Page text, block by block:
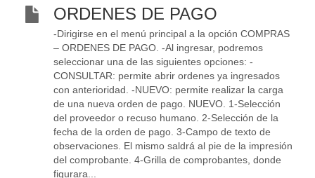
ORDENES DE PAGO
-Dirigirse en el menú principal a la opción COMPRAS
– ORDENES DE PAGO. -Al ingresar, podremos
seleccionar una de las siguientes opciones: -
CONSULTAR: permite abrir ordenes ya ingresados
con anterioridad. -NUEVO: permite realizar la carga
de una nueva orden de pago. NUEVO. 1-Selección
del proveedor o recuso humano. 2-Selección de la
fecha de la orden de pago. 3-Campo de texto de
observaciones. El mismo saldrá al pie de la impresión
del comprobante. 4-Grilla de comprobantes, donde
figurara...